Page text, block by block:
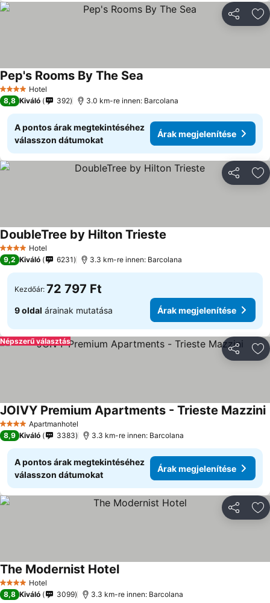
4 KategóriaHotel
Pep's Rooms By The Sea
8,8 Kiváló 392 3.0 km-re innen: Barcolana
A pontos árak megtekintéséhez
válasszon dátumokat
Árak megjelenítése
4 KategóriaHotel
DoubleTree by Hilton Trieste
9,2 Kiváló 6231 3.3 km-re innen: Barcolana
Kezdőár: 72 797 Ft
9 oldal árainak mutatása Árak megjelenítése
Népszerű választás
4 KategóriaApartmanhotel
JOIVY Premium Apartments - Trieste Mazzini
8,9 Kiváló 3383 3.3 km-re innen: Barcolana
A pontos árak megtekintéséhez
válasszon dátumokat
Árak megjelenítése
4 KategóriaHotel
The Modernist HotelÁrak megjelenítése
8,8 Kiváló 3099 3.3 km-re innen: Barcolana